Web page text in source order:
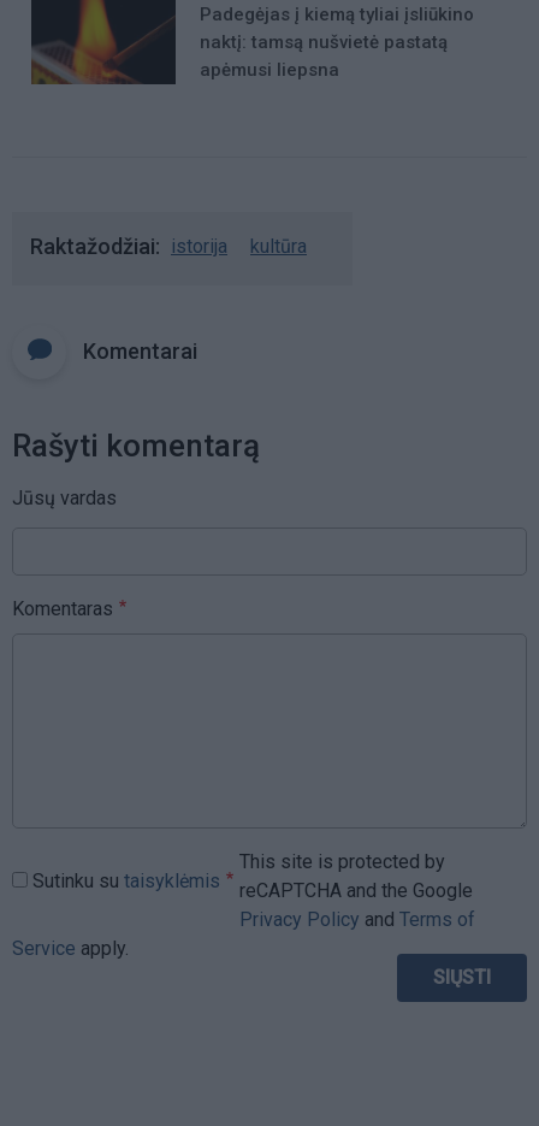
Padegėjas į kiemą tyliai įsliūkino
naktį: tamsą nušvietė pastatą
apėmusi liepsna
Raktažodžiai istorija kultūra
Komentarai
Rašyti komentarą
Jūsų vardas
Komentaras
Sutinku su taisyklėmis
This site is protected by
reCAPTCHA and the Google
Privacy Policy and Terms of
Service apply.